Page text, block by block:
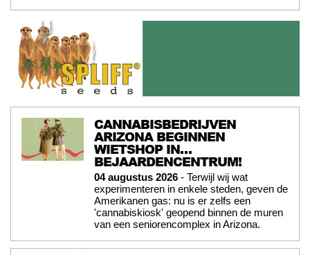
CANNABISBEDRIJVEN
ARIZONA BEGINNEN
WIETSHOP IN…
BEJAARDENCENTRUM!
04 augustus 2026 - Terwijl wij wat
experimenteren in enkele steden, geven de
Amerikanen gas: nu is er zelfs een
'cannabiskiosk' geopend binnen de muren
van een seniorencomplex in Arizona.